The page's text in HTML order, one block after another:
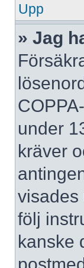
Upp
» Jag
under
kräver
visades
följ
kanske